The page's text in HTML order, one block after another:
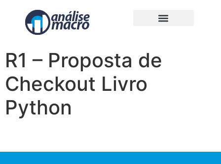
R1 – Proposta de
Checkout Livro
Python